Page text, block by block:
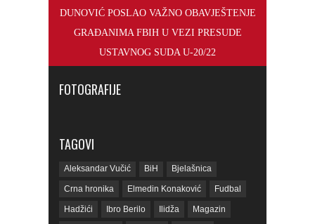
DUNOVIĆ POSLAO VAŽNO OBAVJEŠTENJE
GRAĐANIMA FBIH U VEZI PRESUDE
USTAVNOG SUDA U-20/22
FOTOGRAFIJE
TAGOVI
Aleksandar Vučić BiH Bjelašnica
Crna hronika Elmedin Konaković Fudbal
Hadžići Ibro Berilo Ilidža Magazin